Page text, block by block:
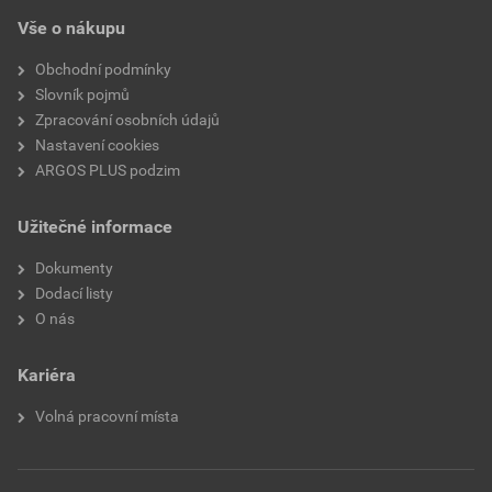
Vše o nákupu
Obchodní podmínky
Slovník pojmů
Zpracování osobních údajů
Nastavení cookies
ARGOS PLUS podzim
Užitečné informace
Dokumenty
Dodací listy
O nás
Kariéra
Volná pracovní místa